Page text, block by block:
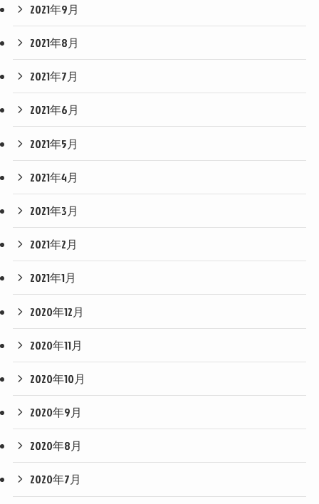
2021年9月
2021年8月
2021年7月
2021年6月
2021年5月
2021年4月
2021年3月
2021年2月
2021年1月
2020年12月
2020年11月
2020年10月
2020年9月
2020年8月
2020年7月